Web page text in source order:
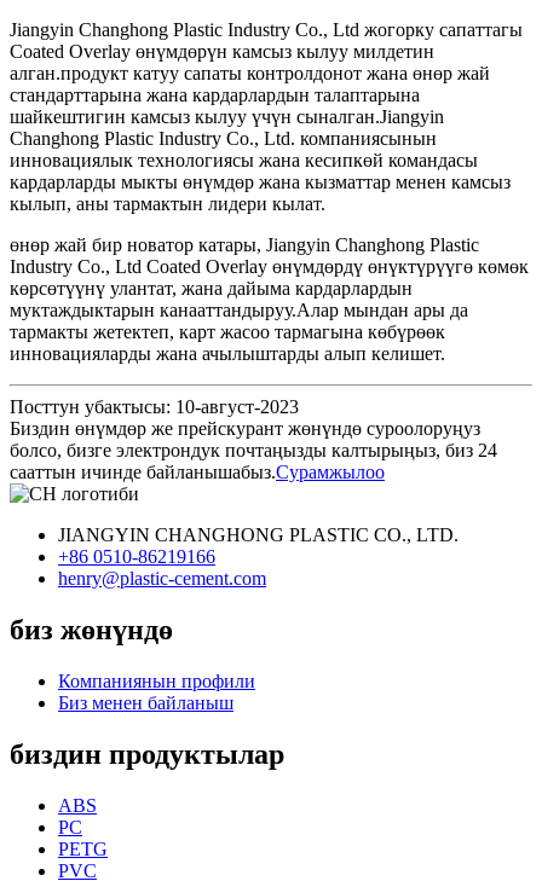
Jiangyin Changhong Plastic Industry Co., Ltd жогорку сапаттагы
Coated Overlay өнүмдөрүн камсыз кылуу милдетин
алган.продукт катуу сапаты контролдонот жана өнөр жай
стандарттарына жана кардарлардын талаптарына
шайкештигин камсыз кылуу үчүн сыналган.Jiangyin
Changhong Plastic Industry Co., Ltd. компаниясынын
инновациялык технологиясы жана кесипкөй командасы
кардарларды мыкты өнүмдөр жана кызматтар менен камсыз
кылып, аны тармактын лидери кылат.
өнөр жай бир новатор катары, Jiangyin Changhong Plastic
Industry Co., Ltd Coated Overlay өнүмдөрдү өнүктүрүүгө көмөк
көрсөтүүнү улантат, жана дайыма кардарлардын
муктаждыктарын канааттандыруу.Алар мындан ары да
тармакты жетектеп, карт жасоо тармагына көбүрөөк
инновацияларды жана ачылыштарды алып келишет.
Посттун убактысы: 10-август-2023
Биздин өнүмдөр же прейскурант жөнүндө суроолоруңуз
болсо, бизге электрондук почтаңызды калтырыңыз, биз 24
сааттын ичинде байланышабыз.Сурамжылоо
JIANGYIN CHANGHONG PLASTIC CO., LTD.
+86 0510-86219166
henry@plastic-cement.com
биз жөнүндө
Компаниянын профили
Биз менен байланыш
биздин продуктылар
ABS
PC
PETG
PVC